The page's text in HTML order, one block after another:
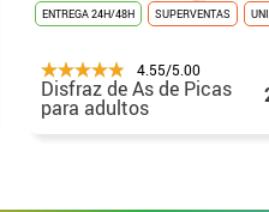
ENTREGA 24H/48H SUPERVENTAS
4.55/5.00
Disfraz de As de Picas
para adultos